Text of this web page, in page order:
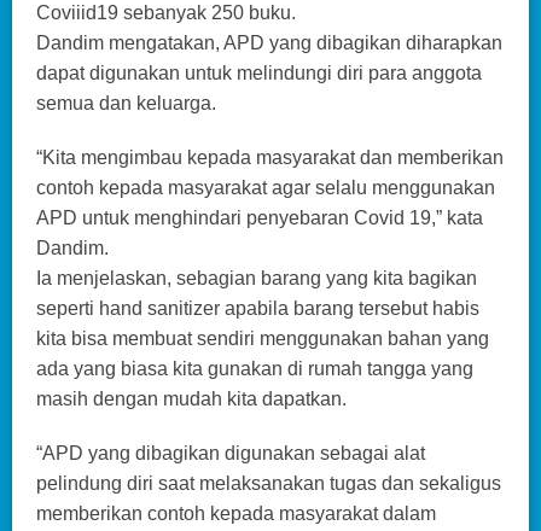
Coviiid19 sebanyak 250 buku.
Dandim mengatakan, APD yang dibagikan diharapkan
dapat digunakan untuk melindungi diri para anggota
semua dan keluarga.
“Kita mengimbau kepada masyarakat dan memberikan
contoh kepada masyarakat agar selalu menggunakan
APD untuk menghindari penyebaran Covid 19,” kata
Dandim.
Ia menjelaskan, sebagian barang yang kita bagikan
seperti hand sanitizer apabila barang tersebut habis
kita bisa membuat sendiri menggunakan bahan yang
ada yang biasa kita gunakan di rumah tangga yang
masih dengan mudah kita dapatkan.
“APD yang dibagikan digunakan sebagai alat
pelindung diri saat melaksanakan tugas dan sekaligus
memberikan contoh kepada masyarakat dalam